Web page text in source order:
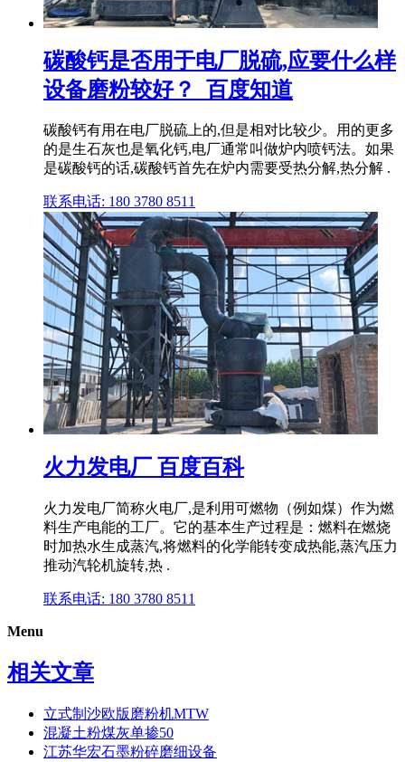
碳酸钙是否用于电厂脱硫,应要什么样
设备磨粉较好？_百度知道
碳酸钙有用在电厂脱硫上的,但是相对比较少。用的更多
的是生石灰也是氧化钙,电厂通常叫做炉内喷钙法。如果
是碳酸钙的话,碳酸钙首先在炉内需要受热分解,热分解 .
联系电话: 180 3780 8511
火力发电厂 百度百科
火力发电厂简称火电厂,是利用可燃物（例如煤）作为燃
料生产电能的工厂。它的基本生产过程是：燃料在燃烧
时加热水生成蒸汽,将燃料的化学能转变成热能,蒸汽压力
推动汽轮机旋转,热 .
联系电话: 180 3780 8511
Menu
相关文章
立式制沙欧版磨粉机MTW
混凝土粉煤灰单掺50
江苏华宏石墨粉碎磨细设备